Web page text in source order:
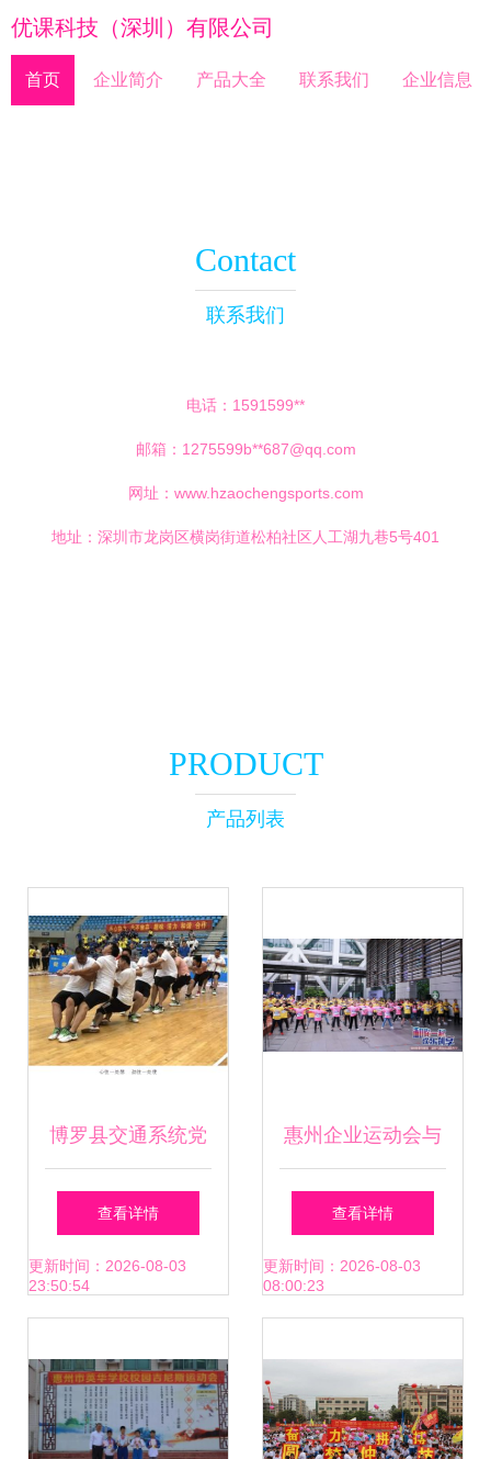
优课科技（深圳）有限公司
首页 企业简介 产品大全 联系我们 企业信息
Contact
联系我们
电话：1591599**
邮箱：1275599b**687@qq.com
网址： www.hzaochengsports.com
地址：深圳市龙岗区横岗街道松柏社区人工湖九巷5号401
PRODUCT
产品列表
博罗县交通系统党
委组织参加第二届
县直机关趣味运动
查看详情
更新时间：2026-08-03
23:50:54
惠州企业运动会与
善跑活动专业布展
打造团队活力与企
查看详情
更新时间：2026-08-03
08:00:23